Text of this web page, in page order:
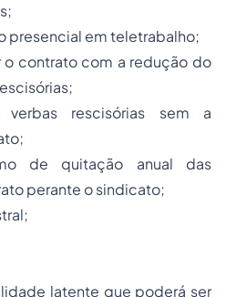
presencial em teletrabalho;
o contrato com a redução do
rescisórias sem a
de quitação anual das
perante o sindicato;
latente que poderá ser